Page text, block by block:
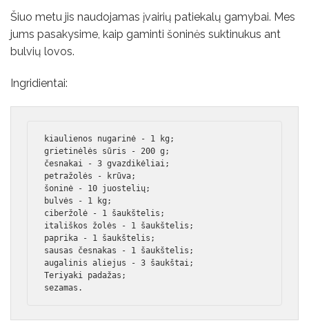
Šiuo metu jis naudojamas įvairių patiekalų gamybai. Mes
jums pasakysime, kaip gaminti šoninės suktinukus ant
bulvių lovos.
Ingridientai:
kiaulienos nugarinė - 1 kg;
grietinėlės sūris - 200 g;
česnakai - 3 gvazdikėliai;
petražolės - krūva;
šoninė - 10 juostelių;
bulvės - 1 kg;
ciberžolė - 1 šaukštelis;
itališkos žolės - 1 šaukštelis;
paprika - 1 šaukštelis;
sausas česnakas - 1 šaukštelis;
augalinis aliejus - 3 šaukštai;
Teriyaki padažas;
sezamas.